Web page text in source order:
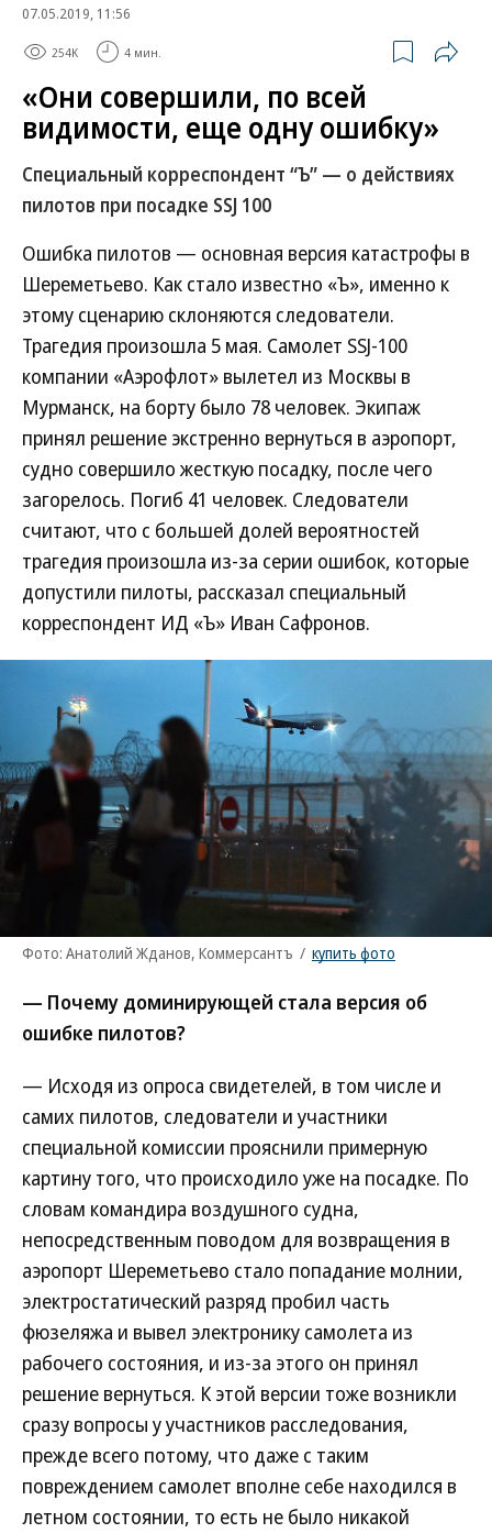
07.05.2019, 11:56
254K 4 мин.
«Они совершили, по всей
видимости, еще одну ошибку»
Специальный корреспондент “Ъ” — о действиях
пилотов при посадке SSJ 100
Ошибка пилотов — основная версия катастрофы в
Шереметьево. Как стало известно «Ъ», именно к
этому сценарию склоняются следователи.
Трагедия произошла 5 мая. Самолет SSJ-100
компании «Аэрофлот» вылетел из Москвы в
Мурманск, на борту было 78 человек. Экипаж
принял решение экстренно вернуться в аэропорт,
судно совершило жесткую посадку, после чего
загорелось. Погиб 41 человек. Следователи
считают, что с большей долей вероятностей
трагедия произошла из-за серии ошибок, которые
допустили пилоты, рассказал специальный
корреспондент ИД «Ъ» Иван Сафронов.
Фото: Анатолий Жданов, Коммерсантъ / купить фото
— Почему доминирующей стала версия об
ошибке пилотов?
— Исходя из опроса свидетелей, в том числе и
самих пилотов, следователи и участники
специальной комиссии прояснили примерную
картину того, что происходило уже на посадке. По
словам командира воздушного судна,
непосредственным поводом для возвращения в
аэропорт Шереметьево стало попадание молнии,
электростатический разряд пробил часть
фюзеляжа и вывел электронику самолета из
рабочего состояния, и из-за этого он принял
решение вернуться. К этой версии тоже возникли
сразу вопросы у участников расследования,
прежде всего потому, что даже с таким
повреждением самолет вполне себе находился в
летном состоянии, то есть не было никакой